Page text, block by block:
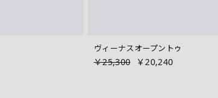
ヴィーナスオープントゥ
￥25,300 ￥20,240